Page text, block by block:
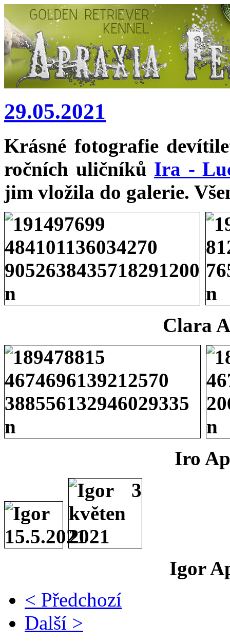
29.05.2021
Krásné fotografie
ročních uličníků Ira -
jim vložila do galerie.
Clara
Iro
Igor
< Předchozí
Další >